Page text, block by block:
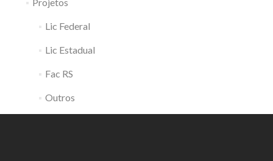
Lic Federal
Lic Estadual
Fac RS
Outros